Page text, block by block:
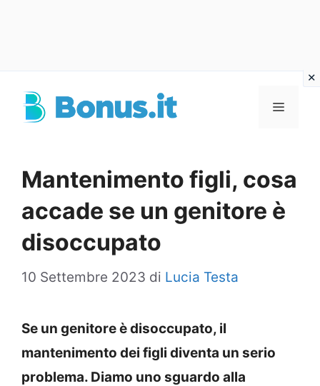
Menu
Mantenimento figli, cosa
accade se un genitore è
disoccupato
10 Settembre 2023 di Lucia Testa
Se un genitore è disoccupato, il
mantenimento dei figli diventa un serio
problema. Diamo uno sguardo alla